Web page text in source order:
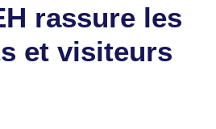
rassure les
et visiteurs